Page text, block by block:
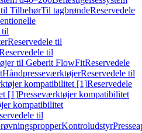
til TilbehørTil tagbrøndeReservedele
til
Reservedele til
til
til Geberit FlowFitReservedele
HåndpresseværktøjerReservedele til
kompatibilitet [1]Reservedele
[1]Presseværktøjer kompatibilitet
kompatibilitet
til
Kontroludstyr